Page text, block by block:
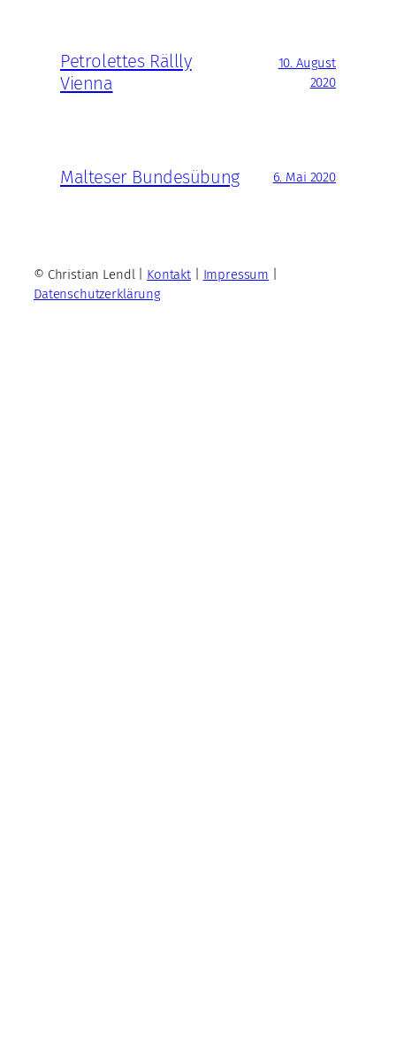
Petrolettes Rällly
Vienna
10. August
2020
Malteser Bundesübung 6. Mai 2020
© Christian Lendl | Kontakt| Impressum
Datenschutzerklärung